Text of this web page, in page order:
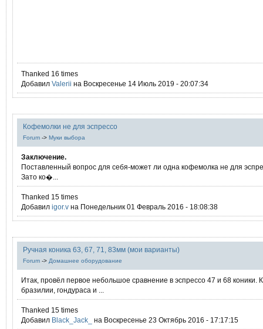
Thanked 16 times
Добавил Valerii на Воскресенье 14 Июль 2019 - 20:07:34
Кофемолки не для эспрессо
Forum -> Муки выбора
Заключение.
Поставленный вопрос для себя-может ли одна кофемолка не для
Зато ко�...
Thanked 15 times
Добавил igor.v на Понедельник 01 Февраль 2016 - 18:08:38
Ручная коника 63, 67, 71, 83мм (мои варианты)
Forum -> Домашнее оборудование
Итак, провёл первое небольшое сравнение в эспрессо 47 и 68 коники.
бразилии, гондураса и ...
Thanked 15 times
Добавил Black_Jack_ на Воскресенье 23 Октябрь 2016 - 17:17:15